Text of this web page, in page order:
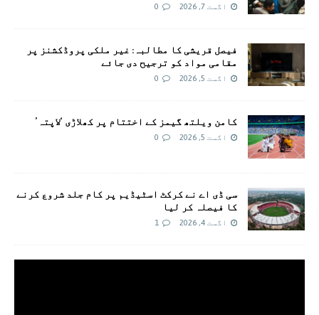
اگست 7, 2026 0
فیصل قریشی کا مطالبہ: غیر ملکی پروڈکشنز پر
مقامی مواد کو ترجیح دی جائے
اگست 5, 2026 0
کامن ویلتھ گیمز کے اختتام پر کھلاڑی ‘لاپتہ’
اگست 5, 2026 0
سی ڈی اے نے کرکٹ اسٹیڈیم پر کام جلد شروع کرنے
کا فیصلہ کر لیا
اگست 4, 2026 1